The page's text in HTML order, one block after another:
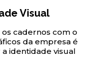
Visual
cadernos com o
da empresa é
identidade visual